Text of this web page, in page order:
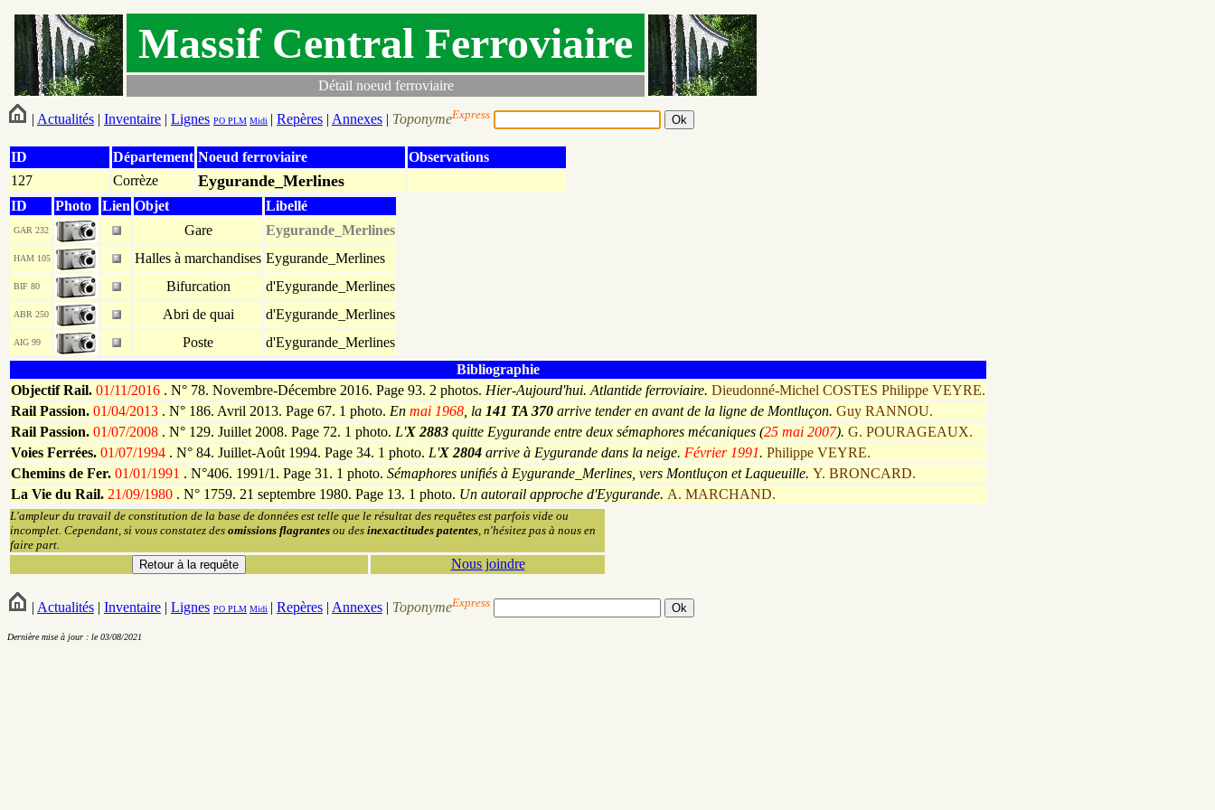
Massif Central Ferroviaire
Détail noeud ferroviaire
| Actualités | Inventaire | Lignes PO PLM Midi | Repères | Annexes | ToponymeExpress
ID Département Noeud ferroviaire
Observations
127
Corrèze Eygurande_Merlines
ID Photo Lien Objet Libellé
GAR 232 Gare Eygurande_Merlines
HAM 105 Halles à marchandises Eygurande_Merlines
BIF 80 Bifurcation d'Eygurande_Merlines
ABR 250 Abri de quai d'Eygurande_Merlines
AIG 99 Poste
d'Eygurande_Merlines
Bibliographie
Objectif Rail. 01/11/2016 . N° 78. Novembre-Décembre 2016. Page 93. 2 photos. Hier-Aujourd'hui. Atlantide ferroviaire. Dieudonné-Michel COSTES Philippe VEYRE.
Rail Passion. 01/04/2013 . N° 186. Avril 2013. Page 67. 1 photo. En mai 1968 , la 141 TA 370 arrive tender en avant de la ligne de Montluçon. Guy RANNOU.
Rail Passion. 01/07/2008 . N° 129. Juillet 2008. Page 72. 1 photo. L'X 2883 quitte Eygurande entre deux sémaphores mécaniques (25 mai 2007). G. POURAGEAUX.
Voies Ferrées. 01/07/1994 . N° 84. Juillet-Août 1994. Page 34. 1 photo. L'X 2804 arrive à Eygurande dans la neige. Février 1991. Philippe VEYRE.
Chemins de Fer. 01/01/1991 . N°406. 1991/1. Page 31. 1 photo. Sémaphores unifiés à Eygurande_Merlines, vers Montluçon et Laqueuille. Y. BRONCARD.
La Vie du Rail. 21/09/1980 . N° 1759. 21 septembre 1980. Page 13. 1 photo. Un autorail approche d'Eygurande. A. MARCHAND.
L'ampleur du travail de constitution de la base de données est telle que le résultat des requêtes est parfois vide ou
incomplet. Cependant, si vous constatez des omissions flagrantes ou des inexactitudes patentes, n'hésitez pas à nous en
faire part.
Nous joindre
| Actualités | Inventaire | Lignes PO PLM Midi | Repères | Annexes | ToponymeExpress
Dernière mise à jour : le 03/08/2021